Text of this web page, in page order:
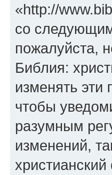
«http://
со
пожалуйста,
Библия:
изменять
чтобы
разумным
изменений,